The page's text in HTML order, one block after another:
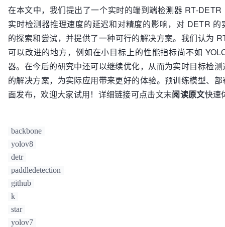
在本文中，我们提出了一个实时的端到端检测器 RT-DETR
实时检测器推理速度的延迟和对精度的影响，对 DETR 的
的探索和尝试，并提供了一种可行的解决方案。我们认为
可以改进的地方，例如在小目标上的性能指标尚不如
器。在今后的研究中还可以继续优化，从而为实时目标检
的解决方案，为实际应用带来更好的体验。预训练模型、
面发布，欢迎大家试用！详细链接可点击文末阅读原文快速
backbone
yolov8
detr
paddledetection
github
k
star
yolov7